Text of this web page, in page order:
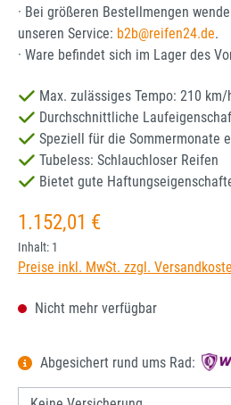
· Bei größeren Bestellmengen
unseren Service: b2b@reifen24.de.
· Ware befindet sich im Lager des
Max. zulässiges Tempo: 210 km/
Durchschnittliche
Speziell für die Sommermonate
Tubeless: Schlauchloser Reifen
Bietet gute
Regulärer Preis:
1.152,01 €
Inhalt: 1
Preise inkl. MwSt. zzgl.
Nicht mehr verfügbar
Abgesichert rund ums Rad: